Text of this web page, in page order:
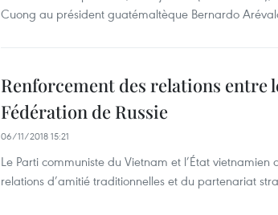
Cuong au président guatémaltèque Bernardo
Renforcement des relations entre
Fédération de Russie
06/11/2018 15:21
Le Parti communiste du Vietnam et l’État
relations d’amitié traditionnelles et du partenariat